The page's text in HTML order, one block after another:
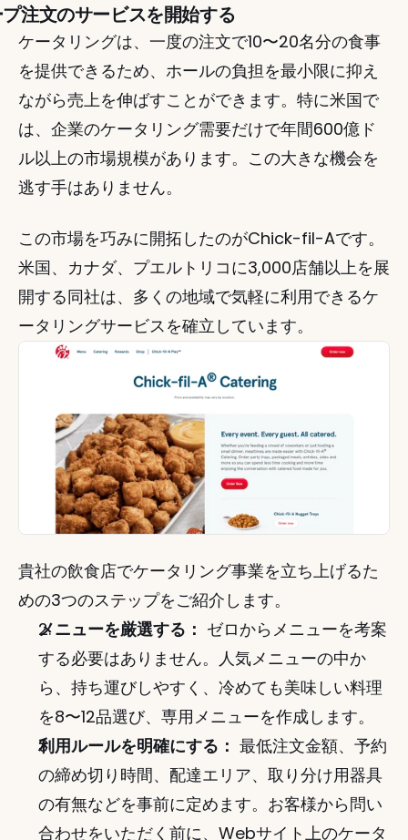
注文のサービスを開始する
ケータリングは、一度の注文で10〜20名分の食事
を提供できるため、ホールの負担を最小限に抑え
ながら売上を伸ばすことができます。特に米国で
は、企業のケータリング需要だけで年間600億ド
ル以上の市場規模があります。この大きな機会を
逃す手はありません。
この市場を巧みに開拓したのがChick-fil-Aです。
米国、カナダ、プエルトリコに3,000店舗以上を展
開する同社は、多くの地域で気軽に利用できるケ
ータリングサービスを確立しています。
貴社の飲食店でケータリング事業を立ち上げるた
めの3つのステップをご紹介します。
メニューを厳選する： ゼロからメニューを考案
する必要はありません。人気メニューの中か
ら、持ち運びしやすく、冷めても美味しい料理
を8〜12品選び、専用メニューを作成します。
利用ルールを明確にする： 最低注文金額、予約
の締め切り時間、配達エリア、取り分け用器具
の有無などを事前に定めます。お客様から問い
合わせをいただく前に、Webサイト上のケータ